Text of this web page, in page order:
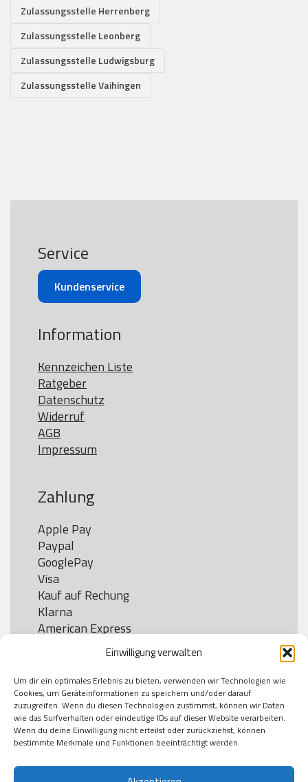
Einwilligung verwalten
Um dir ein optimales Erlebnis zu bieten, verwenden wir Technologien wie
Cookies, um Geräteinformationen zu speichern und/oder darauf
zuzugreifen. Wenn du diesen Technologien zustimmst, können wir Daten
wie das Surfverhalten oder eindeutige IDs auf dieser Website verarbeiten.
Wenn du deine Einwilligung nicht erteilst oder zurückziehst, können
bestimmte Merkmale und Funktionen beeinträchtigt werden.
Zulassungsstelle Herrenberg
Zulassungsstelle Leonberg
Zulassungsstelle Ludwigsburg
Zulassungsstelle Vaihingen
Service
Kundenservice
Information
Kennzeichen Liste
Ratgeber
Datenschutz
Widerruf
AGB
Impressum
Zahlung
Apple Pay
Paypal
GooglePay
Visa
Kauf auf Rechung
Klarna
American Express
Versand
DHL
Klimaneutral